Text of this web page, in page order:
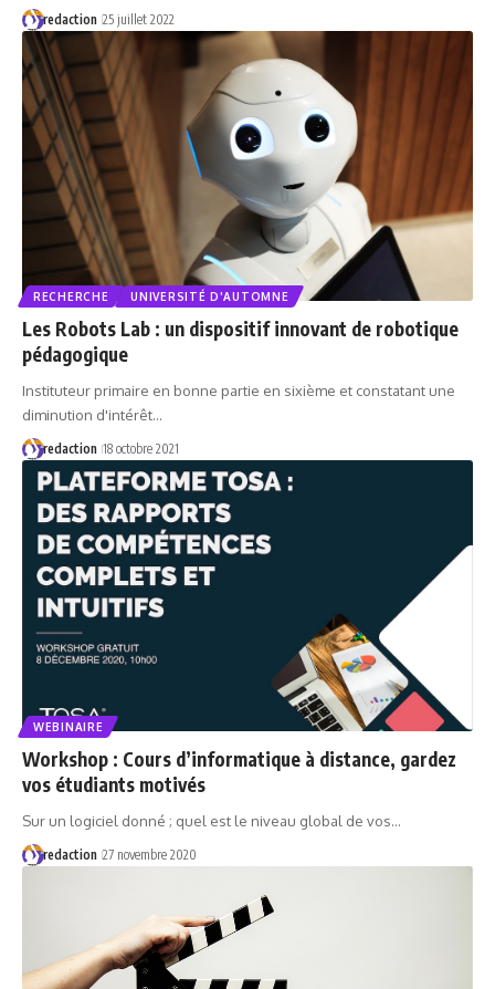
redaction 25 juillet 2022
RECHERCHE UNIVERSITÉ D'AUTOMNE
Les Robots Lab : un dispositif innovant de robotique
pédagogique
Instituteur primaire en bonne partie en sixième et constatant une
diminution d'intérêt…
redaction 18 octobre 2021
WEBINAIRE
Workshop : Cours d’informatique à distance, gardez
vos étudiants motivés
Sur un logiciel donné ; quel est le niveau global de vos…
redaction 27 novembre 2020